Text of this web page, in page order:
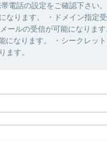
電話の設定をご確認下さい
なります。 ・ドメイン指定
ールの受信が可能になりま
になります。 ・シークレッ
ます。